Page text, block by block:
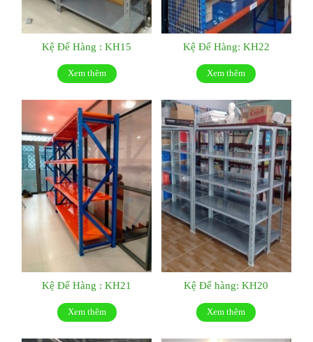
Kệ Để Hàng : KH15
Xem thêm
Kệ Để Hàng: KH22
Xem thêm
Kệ Để Hàng : KH21
Xem thêm
Kệ Để hàng: KH20
Xem thêm